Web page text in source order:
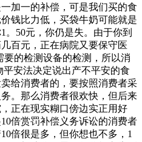
加一的补偿，可是我们买的食
钱比力低，买袋牛奶可能就是
。50元，你仍是失。由于你到
百元，正在病院又要保守医
的检测设备的检测，所以消
安法决定说出产不平安的食
给消费者的，要按照消费者采
。那么消费者很欢快，但后来
正在现实糊口傍边实正用好
倍赏罚补偿义务诉讼的消费者
倍很是多，但你想也不多，1